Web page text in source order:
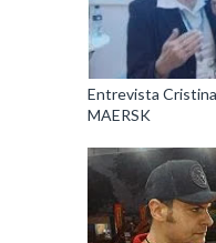
Entrevista
MAERSK